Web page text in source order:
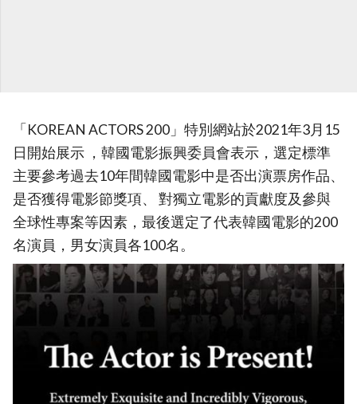
「KOREAN ACTORS 200」特別網站於2021年3月15
日開始展示 ，韓國電影振興委員會表示，選定標準
主要參考過去10年間韓國電影中是否出演票房作品、
是否獲得電影節獎項、 對獨立電影的貢獻度及參與
全球性專案等因素，最後選定了代表韓國電影的200
名演員，男女演員各100名。